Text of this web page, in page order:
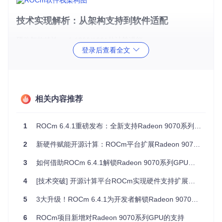
技术实现解析：从架构支持到软件适配
Radeon 9070系列对应的gfx1200（9070）和gfx1201（9070
特别适合机器学习训练和推理等计算密集型工作负载。
01架构的编译目标支持，确保核心组件能够针对新硬件特
显卡PCI设备ID的识别与初始化逻辑。
内核优化适配：针对新架构的计算单元特性，调整了Open
登录后查看全文
相关内容推荐
1 ROCm 6.4.1重磅发布：全新支持Radeon 9070系列GPU，开源计算生态再升级
2 新硬件赋能开源计算：ROCm平台扩展Radeon 9070系列兼容性
3 如何借助ROCm 6.4.1解锁Radeon 9070系列GPU的计算潜能
4 [技术突破] 开源计算平台ROCm实现硬件支持扩展：Radeon 9070系列带来的加速计算生态变革
5 3大升级！ROCm 6.4.1为开发者解锁Radeon 9070系列GPU新能力
6 ROCm项目新增对Radeon 9070系列GPU的支持